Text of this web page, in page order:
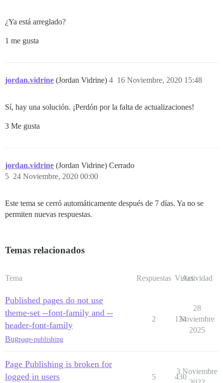
¿Ya está arreglado?
1 me gusta
jordan.vidrine (Jordan Vidrine) 16 Noviembre, 2020 15:48
4
Sí, hay una solución. ¡Perdón por la falta de actualizaciones!
3 Me gusta
jordan.vidrine (Jordan Vidrine) Cerrado
24 Noviembre, 2020 00:00
5
Este tema se cerró automáticamente después de 7 días. Ya no se
permiten nuevas respuestas.
Temas relacionados
Tema Respuestas Vistas
Actividad
Published pages do not use
theme-set --font-family and --
header-font-family
Bugpage-publishing
2 134
28
Noviembre
2025
Page Publishing is broken for
logged in users
5 430
3 Noviembre